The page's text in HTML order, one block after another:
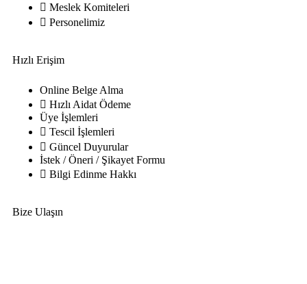
Meslek Komiteleri
Personelimiz
Hızlı Erişim
Online Belge Alma
Hızlı Aidat Ödeme
Üye İşlemleri
Tescil İşlemleri
Güncel Duyurular
İstek / Öneri / Şikayet Formu
Bilgi Edinme Hakkı
Bize Ulaşın